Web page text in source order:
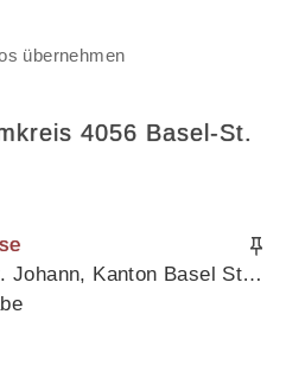
übernehmen
4056 Basel-St.
4056 Basel-St. Johann, Kanton Basel Stadt